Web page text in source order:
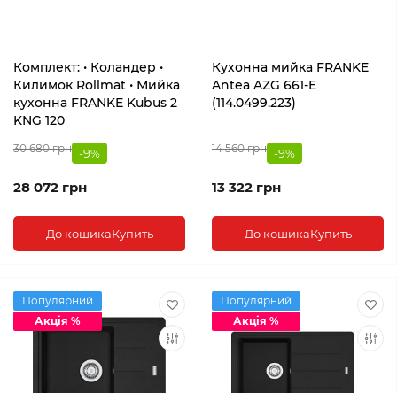
Комплект: • Коландер •
Килимок Rollmat • Мийка
кухонна FRANKE Kubus 2
KNG 120
30 680 грн -9%
28 072 грн
До кошикаКупить
Кухонна мийка FRANKE
Antea AZG 661-E
(114.0499.223)
14 560 грн -9%
13 322 грн
До кошикаКупить
Популярний
Акція %
Популярний
Акція %